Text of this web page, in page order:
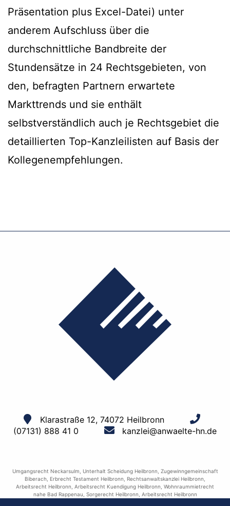
Präsentation plus Excel-Datei) unter
anderem Aufschluss über die
durchschnittliche Bandbreite der
Stundensätze in 24 Rechtsgebieten, von
den, befragten Partnern erwartete
Markttrends und sie enthält
selbstverständlich auch je Rechtsgebiet die
detaillierten Top-Kanzleilisten auf Basis der
Kollegenempfehlungen.
Klarastraße 12, 74072 Heilbronn
(07131) 888 41 0
kanzlei@anwaelte-hn.de
Umgangsrecht Neckarsulm, Unterhalt Scheidung Heilbronn, Zugewinngemeinschaft
Biberach, Erbrecht Testament Heilbronn, Rechtsanwaltskanzlei Heilbronn,
Arbeitsrecht Heilbronn, Arbeitsrecht Kuendigung Heilbronn, Wohnraummietrecht
nahe Bad Rappenau, Sorgerecht Heilbronn, Arbeitsrecht Heilbronn